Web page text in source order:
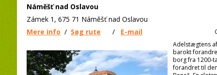
Náměšť nad Oslavou
Zámek 1, 675 71 Náměšť nad Oslavou
Mere info / Søg rute / E-mail
Adelstægtens
barokt
borg fra 1200-
forandret til